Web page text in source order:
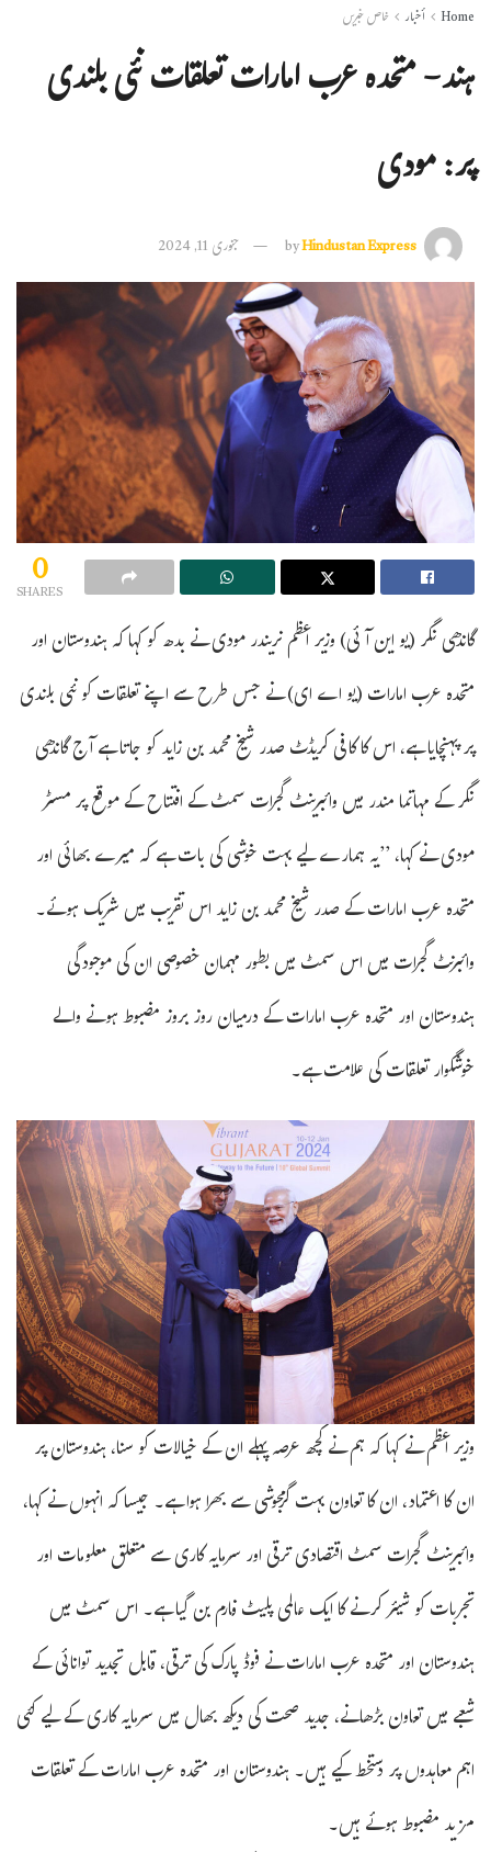
Home أخبار خاص خبریں
ہند- متحدہ عرب امارات تعلقات نئی بلندی
پر: مودی
byHindustan Express جنوری 11, 2024
0
SHARES
گاندھی نگر (یو این آئی) وزیر اعظم نریندر مودی نے بدھ کو کہا کہ ہندوستان اور
متحدہ عرب امارات (یو اے ای) نے جس طرح سے اپنے تعلقات کو نئی بلندی
پر پہنچایا ہے، اس کا کافی کریڈٹ صدر شیخ محمد بن زاید کو جاتا ہے آج گاندھی
نگر کے مہاتما مندر میں وائبرینٹ گجرات سمٹ کے افتتاح کے موقع پر مسٹر
مودی نے کہا، ’’یہ ہمارے لیے بہت خوشی کی بات ہے کہ میرے بھائی اور
متحدہ عرب امارات کے صدر شیخ محمد بن زاید اس تقریب میں شریک ہوئے۔
وائبرنٹ گجرات میں اس سمٹ میں بطور مہمان خصوصی ان کی موجودگی
ہندوستان اور متحدہ عرب امارات کے درمیان روز بروز مضبوط ہونے والے
خوشگوار تعلقات کی علامت ہے۔
وزیر اعظم نے کہا کہ ہم نے کچھ عرصہ پہلے ان کے خیالات کو سنا، ہندوستان پر
ان کا اعتماد، ان کا تعاون بہت گرمجوشی سے بھرا ہوا ہے۔ جیسا کہ انہوں نے کہا،
وائبرینٹ گجرات سمٹ اقتصادی ترقی اور سرمایہ کاری سے متعلق معلومات اور
تجربات کو شیئر کرنے کا ایک عالمی پلیٹ فارم بن گیا ہے۔ اس سمٹ میں
ہندوستان اور متحدہ عرب امارات نے فوڈ پارک کی ترقی، قابل تجدید توانائی کے
شعبے میں تعاون بڑھانے، جدید صحت کی دیکھ بھال میں سرمایہ کاری کے لیے کئی
اہم معاہدوں پر دستخط کیے ہیں۔ ہندوستان اور متحدہ عرب امارات کے تعلقات
مزید مضبوط ہوئے ہیں۔